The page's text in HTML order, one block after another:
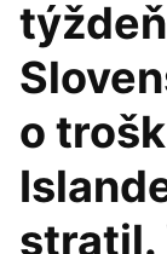
o
stratil.